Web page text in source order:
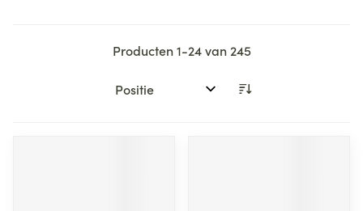
Producten1-24van 245
Sorteer op: